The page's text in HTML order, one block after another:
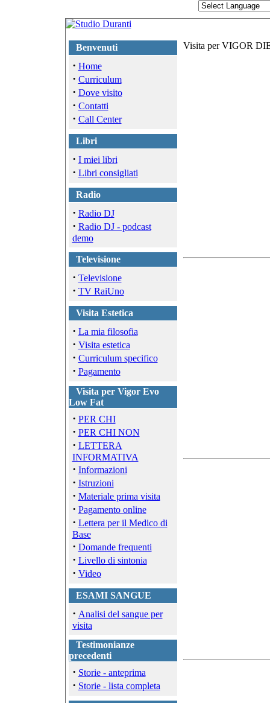
Benvenuti
· Home
· Curriculum
· Dove visito
· Contatti
· Call Center
Libri
· I miei libri
· Libri consigliati
Radio
· Radio DJ
· Radio DJ - podcast
demo
Televisione
· Televisione
· TV RaiUno
Visita Estetica
· La mia filosofia
· Visita estetica
· Curriculum specifico
· Pagamento
Visita per Vigor Evo
Low Fat
· PER CHI
· PER CHI NON
· LETTERA
INFORMATIVA
· Informazioni
· Istruzioni
· Materiale prima visita
· Pagamento online
· Lettera per il Medico di
Base
· Domande frequenti
· Livello di sintonia
· Video
ESAMI SANGUE
· Analisi del sangue per
visita
Testimonianze
precedenti
· Storie - anteprima
· Storie - lista completa
Visita per VIGOR